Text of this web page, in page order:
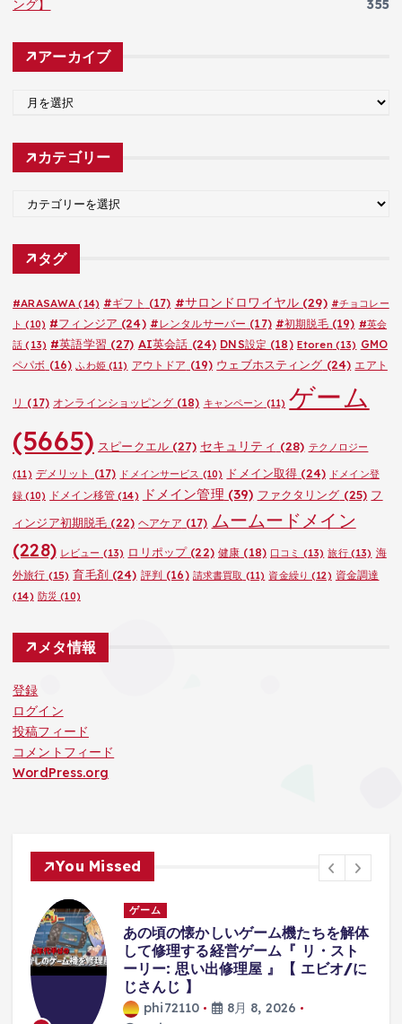
ング】
355
アーカイブ
カ
カテゴリー
ゴ
タグ
#ARASAWA (14) #ギフト (17) #サロンドロワイヤル(29) #チョコレー
ト (10) #フィンジア (24) #レンタルサーバー (17) #初期脱毛(19) #英会
話 (13) #英語学習 (27) AI英会話 (24) DNS設定 (18) Etoren(13) GMO
ペパボ (16) ふわ姫(11) アウトドア (19) ウェブホスティング (24) エアト
リ (17) オンラインショッピング(18) キャンペーン (11) ゲーム
(5665) スピークエル(27) セキュリティ (28) テクノロジー
(11) デメリット (17) ドメインサービス (10) ドメイン取得 (24) ドメイン登
録 (10) ドメイン移管(14) ドメイン管理 (39) ファクタリング (25) フ
ィンジア初期脱毛 (22) ヘアケア (17) ムームードメイン
(228) レビュー (13) ロリポップ(22) 健康 (18) 口コミ (13) 旅行(13) 海
外旅行 (15) 育毛剤(24) 評判 (16) 請求書買取 (11) 資金繰り (12) 資金調達
(14) 防災 (10)
メタ情報
登録
ログイン
投稿フィード
コメントフィード
WordPress.org
You Missed
/に
ゲーム
襲ってくる『オバケが可愛すぎて』集
中できないホラーゲーム。【八尺様が
いた夏休み | Hachishakusama】
phi72110
7 views